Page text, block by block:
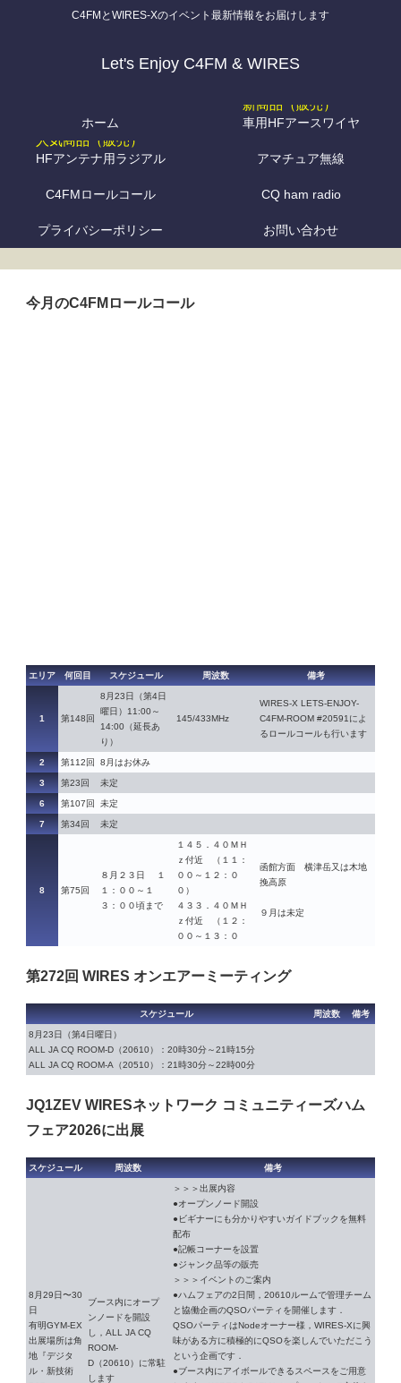
C4FMとWIRES-Xのイベント最新情報をお届けします
Let's Enjoy C4FM & WIRES
ホーム 車用HFアースワイヤ
HFアンテナ用ラジアル アマチュア無線
C4FMロールコール CQ ham radio
プライバシーポリシー お問い合わせ
今月のC4FMロールコール
エリア 何回目 スケジュール 周波数 備考
1 第148回
8月23日（第4日
曜日）11:00～
14:00（延長あ
り）
145/433MHz
WIRES-X LETS-ENJOY-
C4FM-ROOM #20591によ
るロールコールも行います
2 第112回 8月はお休み
3 第23回 未定
6 第107回 未定
7 第34回 未定
8 第75回
８月２３日 １
１：００～１
３：００頃まで
１４５．４０ＭＨ
ｚ付近 （１１：
００～１２：０
０）
４３３．４０ＭＨ
ｚ付近 （１２：
００～１３：０
函館方面 横津岳又は木地
挽高原
９月は未定
第272回 WIRES オンエアーミーティング
スケジュール 周波数 備考
8月23日（第4日曜日）
ALL JA CQ ROOM-D（20610）：20時30分～21時15分
ALL JA CQ ROOM-A（20510）：21時30分～22時00分
JQ1ZEV WIRESネットワーク コミュニティーズハム
フェア2026に出展
スケジュール 周波数 備考
8月29日〜30
日
有明GYM-EX
出展場所は角
地『デジタ
ル・新技術
ブース内にオープ
ンノードを開設
し，ALL JA CQ
ROOM-
D（20610）に常駐
します
＞＞＞出展内容
●オープンノード開設
●ビギナーにも分かりやすいガイドブックを無料
配布
●記帳コーナーを設置
●ジャンク品等の販売
＞＞＞イベントのご案内
●ハムフェアの2日間，20610ルームで管理チーム
と協働企画のQSOパーティを開催します．
QSOパーティはNodeオーナー様，WIRES-Xに興
味がある方に積極的にQSOを楽しんでいただこう
という企画です．
●ブース内にアイボールできるスペースをご用意